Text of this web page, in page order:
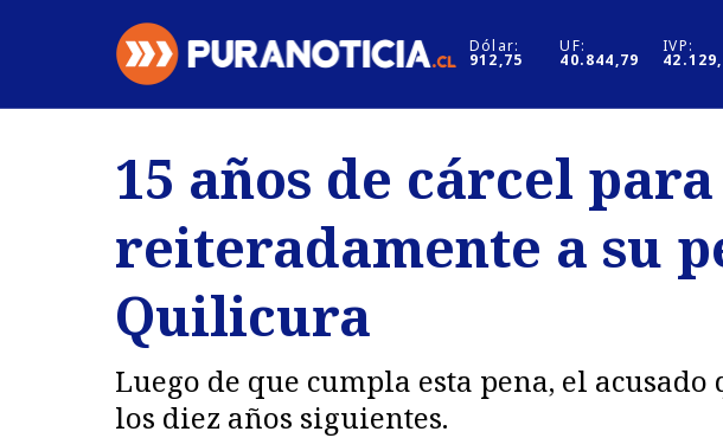
Dólar:
912,75
UF:
40.844,79
IVP:
Regiones
Deportes
Internacional
Motores
15 años de cárcel
reiteradamente a su
Quilicura
Luego de que cumpla esta pena, el
los diez años siguientes.